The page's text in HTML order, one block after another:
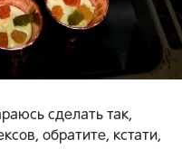
сделать так,
обратите, кстати,